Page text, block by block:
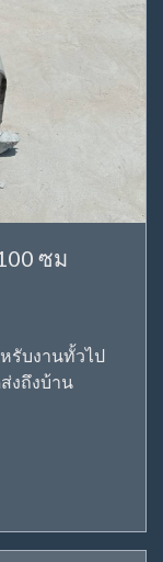
ซม
รับงานทั้วไป
งถึงบ้าน